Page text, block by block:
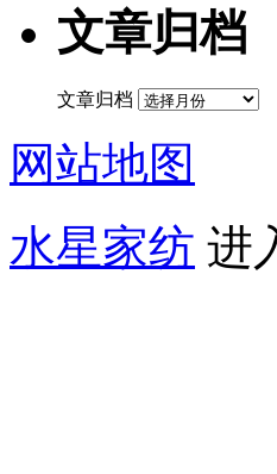
文章归档
文章归档
网站地图
水星家纺 进